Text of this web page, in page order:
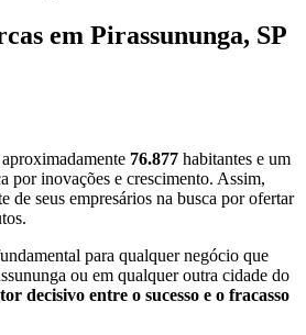
em Pirassununga, SP
76.877 habitantes e um
por inovações e crescimento. Assim,
de seus empresários na busca por ofertar
para qualquer negócio que
ou em qualquer outra cidade do
decisivo entre o sucesso e o fracasso